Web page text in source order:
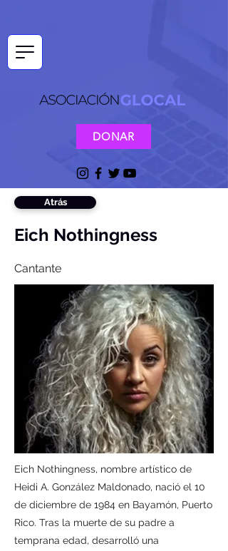
DONAR
Atrás
Eich Nothingness
Cantante
Eich Nothingness, nombre artístico de
Heidi A. González Maldonado, nació el 10
de diciembre de 1984 en Bayamón, Puerto
Rico. Tras la muerte de su padre a
temprana edad, desarrolló una